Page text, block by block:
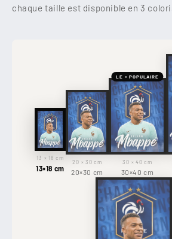
chaque taille est disponible en 3
13 × 18 cm
13×18 cm
20 × 30 cm
20×30 cm
LE + POPULAIRE
30 × 40 cm
30×40 cm